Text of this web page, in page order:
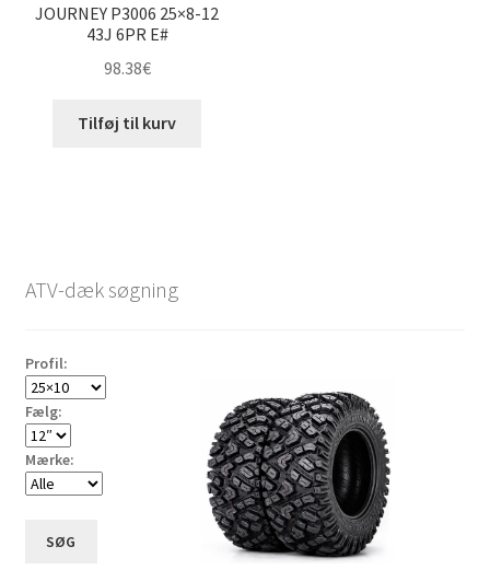
JOURNEY P3006 25×8-12
43J 6PR E#
98.38€
Tilføj til kurv
ATV-dæk søgning
Profil:
Fælg:
Mærke:
SØG